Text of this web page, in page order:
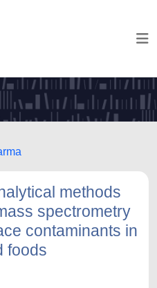
methods
spectrometry
contaminants in
foods